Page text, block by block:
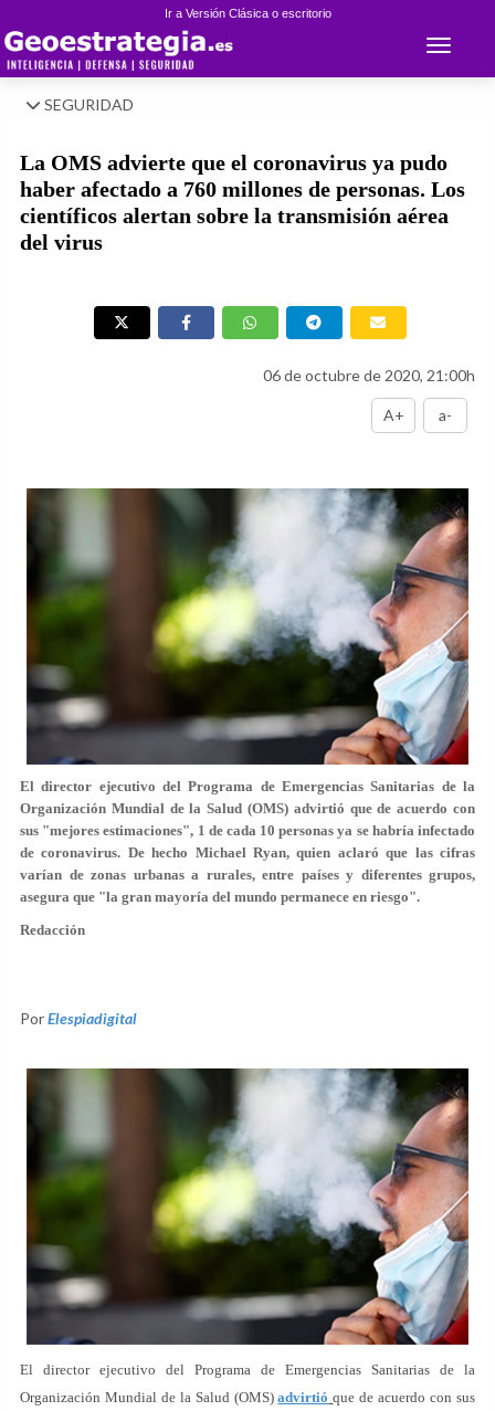
Ir a Versión Clásica o escritorio
Toggle
SEGURIDAD
La OMS advierte que el coronavirus ya pudo
haber afectado a 760 millones de personas. Los
científicos alertan sobre la transmisión aérea
del virus
06 de octubre de 2020, 21:00h
A+ a-
El director ejecutivo del Programa de Emergencias Sanitarias de la
Organización Mundial de la Salud (OMS) advirtió que de acuerdo con
sus "mejores estimaciones", 1 de cada 10 personas ya se habría infectado
de coronavirus. De hecho Michael Ryan, quien aclaró que las cifras
varían de zonas urbanas a rurales, entre países y diferentes grupos,
asegura que "la gran mayoría del mundo permanece en riesgo".
Redacción
PorElespiadigital
El director ejecutivo del Programa de Emergencias Sanitarias de la
Organización Mundial de la Salud (OMS)advirtió que de acuerdo con sus